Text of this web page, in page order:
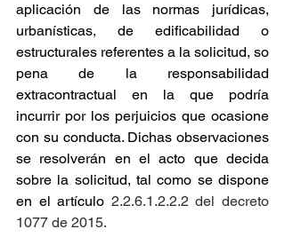
aplicación de las normas jurídicas,
urbanísticas, de edificabilidad o
estructurales referentes a la solicitud, so
pena de la responsabilidad
extracontractual en la que podría
incurrir por los perjuicios que ocasione
con su conducta. Dichas observaciones
se resolverán en el acto que decida
sobre la solicitud, tal como se dispone
en el artículo 2.2.6.1.2.2.2 del decreto
1077 de 2015.